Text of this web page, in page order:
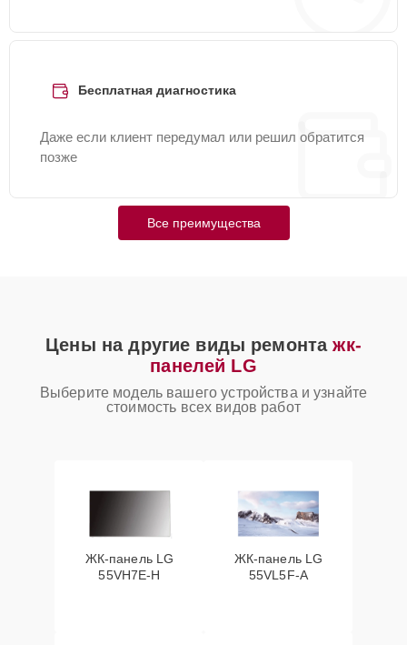
Бесплатная диагностика
Даже если клиент передумал или решил обратится
позже
Все преимущества
Цены на другие виды ремонтажк-
панелей LG
Выберите модель вашего устройства и узнайте
стоимость всех видов работ
ЖК-панель LG
55VH7E-H
ЖК-панель LG
55VL5F-A